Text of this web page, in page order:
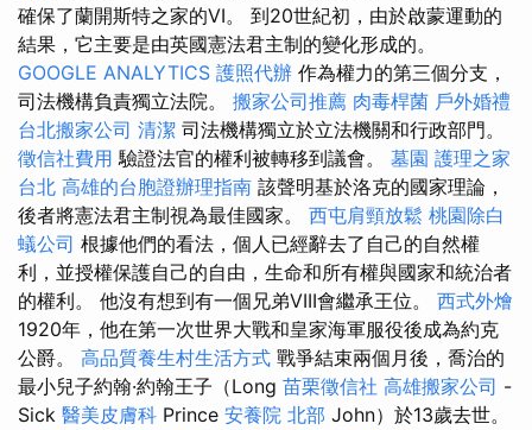
確保了蘭開斯特之家的VI。 到20世紀初，由於啟蒙運動的
結果，它主要是由英國憲法君主制的變化形成的。
GOOGLE ANALYTICS 護照代辦 作為權力的第三個分支，
司法機構負責獨立法院。 搬家公司推薦 肉毒桿菌 戶外婚禮
台北搬家公司 清潔 司法機構獨立於立法機關和行政部門。
徵信社費用 驗證法官的權利被轉移到議會。 墓園 護理之家
台北 高雄的台胞證辦理指南 該聲明基於洛克的國家理論，
後者將憲法君主制視為最佳國家。 西屯肩頸放鬆 桃園除白
蟻公司 根據他們的看法，個人已經辭去了自己的自然權
利，並授權保護自己的自由，生命和所有權與國家和統治者
的權利。 他沒有想到有一個兄弟VIII會繼承王位。 西式外燴
1920年，他在第一次世界大戰和皇家海軍服役後成為約克
公爵。 高品質養生村生活方式 戰爭結束兩個月後，喬治的
最小兒子約翰·約翰王子（Long 苗栗徵信社 高雄搬家公司 -
Sick 醫美皮膚科 Prince 安養院 北部 John）於13歲去世。